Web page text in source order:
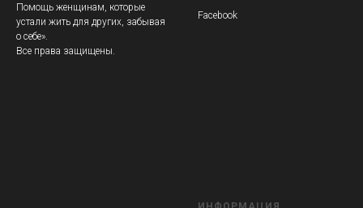
Помощь женщинам, которые
устали жить для других, забывая
о себе».
Все права защищены.
Facebook